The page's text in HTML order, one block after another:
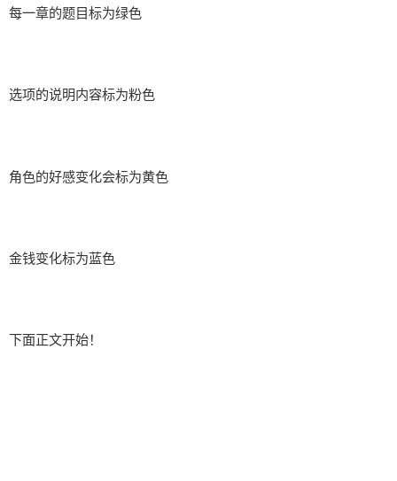
每一章的题目标为绿色
选项的说明内容标为粉色
角色的好感变化会标为黄色
金钱变化标为蓝色
下面正文开始！